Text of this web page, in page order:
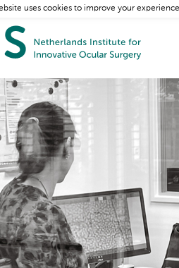
uses cookies to improve your